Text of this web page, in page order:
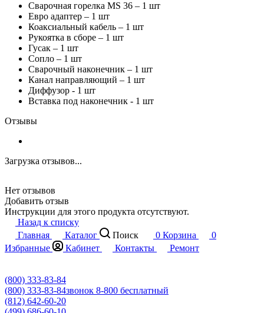
Сварочная горелка MS 36 – 1 шт
Евро адаптер – 1 шт
Коаксиальный кабель – 1 шт
Рукоятка в сборе – 1 шт
Гусак – 1 шт
Сопло – 1 шт
Сварочный наконечник – 1 шт
Канал направляющий – 1 шт
Диффузор - 1 шт
Вставка под наконечник - 1 шт
Отзывы
Загрузка отзывов...
Нет отзывов
Добавить отзыв
Инструкции для этого продукта отсутствуют.
Назад к списку
Главная
Каталог Поиск 0 Корзина
0
Избранные
Кабинет Контакты Ремонт
(800) 333-83-84
(800) 333-83-84звонок 8-800 бесплатный
(812) 642-60-20